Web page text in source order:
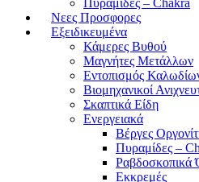
Νεες Προσφορες
Εξειδικευμένα
Κάμερες Βυθού
Μαγνήτες Μετάλλων
Εντοπισμός
Βιομηχανικοί
Σκαπτικά Είδη
Ενεργειακά
Βέργες
Πυραμίδες –
Ραβδοσκοπικά
Εκκρεμές